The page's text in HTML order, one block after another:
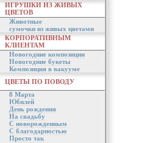
ИГРУШКИ ИЗ ЖИВЫХ
ЦВЕТОВ
Животные
сумочки из живых цветами
КОРПОРАТИВНЫМ
КЛИЕНТАМ
Новогодние композиции
Новогодние букеты
Композиция в вакууме
ЦВЕТЫ ПО ПОВОДУ
8 Марта
Юбилей
День рождения
На свадьбу
С новорожденным
С благодарностью
Просто так